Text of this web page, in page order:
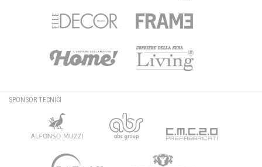
SPONSOR TECNICI